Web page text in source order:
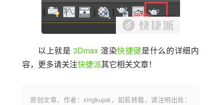
以上就是 3Dmax 渲染快捷键是什么的详细内
容，更多请关注快捷派其它相关文章！
原创文章，作者：xingkupai，如若转载，请注明出处：